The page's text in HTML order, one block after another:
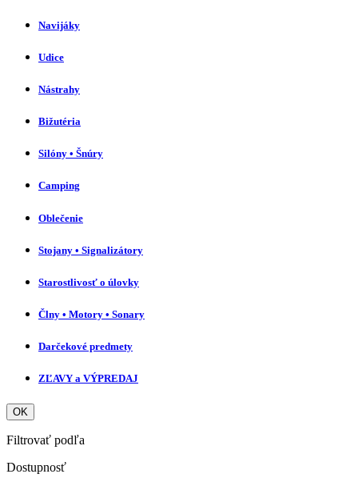
Navijáky
Udice
Nástrahy
Bižutéria
Silóny • Šnúry
Camping
Oblečenie
Stojany • Signalizátory
Starostlivosť o úlovky
Člny • Motory • Sonary
Darčekové predmety
ZĽAVY a VÝPREDAJ
OK
Filtrovať podľa
Dostupnosť